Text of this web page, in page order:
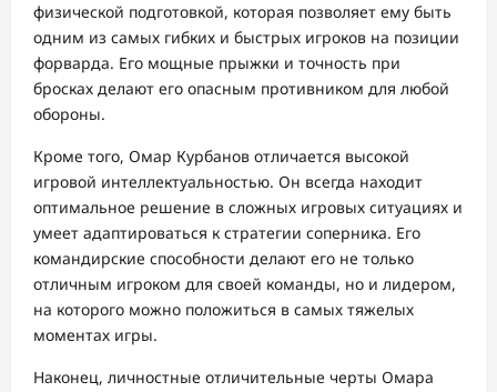
физической подготовкой, которая позволяет ему быть
одним из самых гибких и быстрых игроков на позиции
форварда. Его мощные прыжки и точность при
бросках делают его опасным противником для любой
обороны.
Кроме того, Омар Курбанов отличается высокой
игровой интеллектуальностью. Он всегда находит
оптимальное решение в сложных игровых ситуациях и
умеет адаптироваться к стратегии соперника. Его
командирские способности делают его не только
отличным игроком для своей команды, но и лидером,
на которого можно положиться в самых тяжелых
моментах игры.
Наконец, личностные отличительные черты Омара